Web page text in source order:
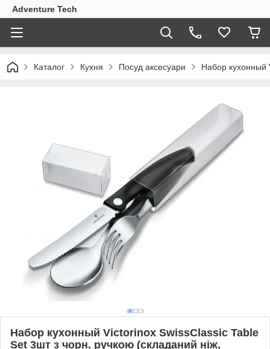
Adventure Tech
Каталог Кухня Посуд аксесуари Набор кухонный
Набор кухонный Victorinox SwissClassic Table
Set 3шт з чорн. ручкою (складаний ніж,